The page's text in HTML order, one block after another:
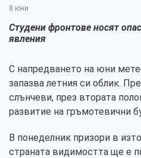
8 юни
Студени фронтове носят
явления
С напредването на юни
запазва летния си облик.
слънчеви, през втората
развитие на гръмотевични
В понеделник призори в
страната видимостта ще е